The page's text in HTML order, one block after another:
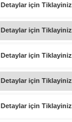
Detaylar için Tiklayiniz
Detaylar için Tiklayiniz
Detaylar için Tiklayiniz
Detaylar için Tiklayiniz
Detaylar için Tiklayiniz